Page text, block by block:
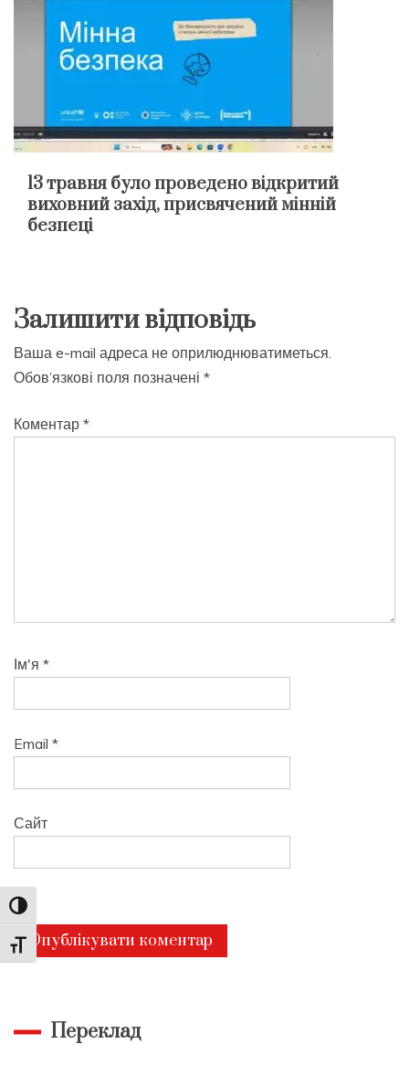
Toggle High Contrast
Toggle Font size
13 травня було проведено відкритий
виховний захід, присвячений мінній
безпеці
Залишити відповідь
Ваша e-mail адреса не оприлюднюватиметься.
Обов’язкові поля позначені *
Коментар *
Ім'я *
Email *
Сайт
Переклад